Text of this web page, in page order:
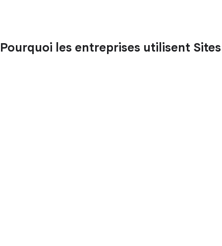
Pourquoi les entreprises utilisent Sites